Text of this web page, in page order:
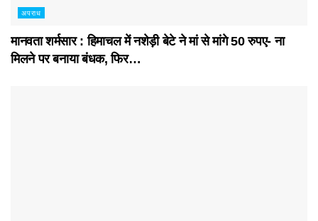
अपराध
मानवता शर्मसार : हिमाचल में नशेड़ी बेटे ने मां से मांगे 50 रुपए- ना
मिलने पर बनाया बंधक, फिर…